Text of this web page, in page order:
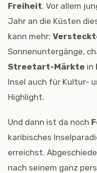
Freiheit. Vor allem
Jahr an die Küsten
kann mehr:
Sonnenuntergänge,
Streetart-Märkte in
Insel auch für Kultur-
Highlight.
Und dann ist da noch
karibisches
erreichst.
nach seinem ganz